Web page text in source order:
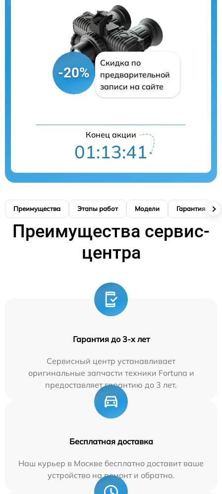
-20%
Скидка по
предварительной
записи на сайте
Конец акции
01:13:40
Преимущества Этапы работ Модели Гарантия
Преимущества сервис-
центра
Гарантия до 3-х лет
Сервисный центр устанавливает
оригинальные запчасти техники Fortuna и
предоставляет гарантию до 3 лет.
Бесплатная доставка
Наш курьер в Москве бесплатно доставит ваше
устройство на ремонт и обратно.